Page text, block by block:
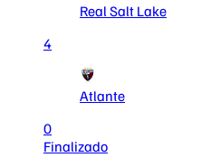
Real Salt Lake
4
Atlante
0
Finalizado